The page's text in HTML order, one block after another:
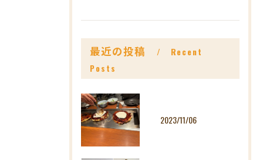
最近の投稿
Recent
Posts
2023/11/06